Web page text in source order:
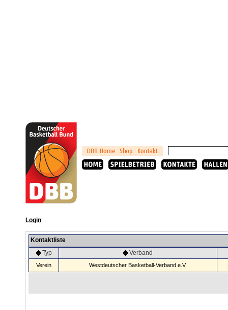
Login
Kontaktliste
Typ
Verband
Verein Westdeutscher Basketball-Verband e.V.